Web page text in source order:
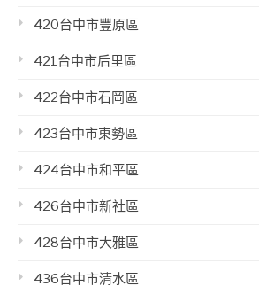
420台中市豐原區
421台中市后里區
422台中市石岡區
423台中市東勢區
424台中市和平區
426台中市新社區
428台中市大雅區
436台中市清水區